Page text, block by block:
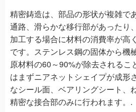
精密鋳造は、部品の形状が複雑で
通路、滑らかな移行部があったり
加工する場合に材料の消費率が高
です。ステンレス鋼の固体から機
原材料の60～90%が除去されるこ
はまずニアネットシェイプが成形
なシール面、ベアリングシート、
精密な接合部のみに行われます。.